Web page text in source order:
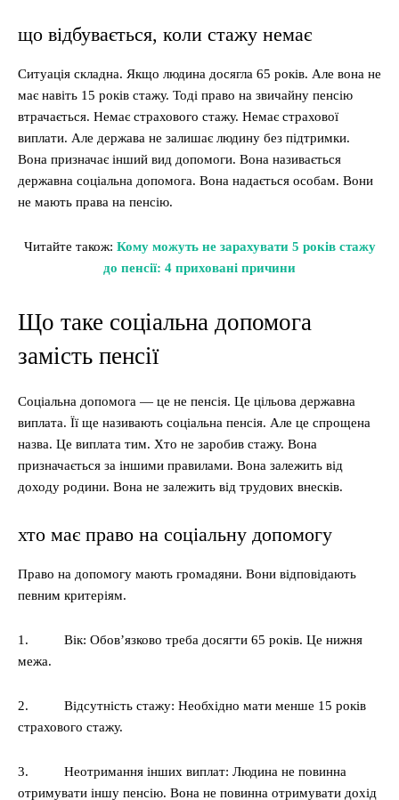
що відбувається, коли стажу немає
Ситуація складна. Якщо людина досягла 65 років. Але вона не
має навіть 15 років стажу. Тоді право на звичайну пенсію
втрачається. Немає страхового стажу. Немає страхової
виплати. Але держава не залишає людину без підтримки.
Вона призначає інший вид допомоги. Вона називається
державна соціальна допомога. Вона надається особам. Вони
не мають права на пенсію.
Читайте також: Кому можуть не зарахувати 5 років стажу
до пенсії: 4 приховані причини
Що таке соціальна допомога
замість пенсії
Соціальна допомога — це не пенсія. Це цільова державна
виплата. Її ще називають соціальна пенсія. Але це спрощена
назва. Це виплата тим. Хто не заробив стажу. Вона
призначається за іншими правилами. Вона залежить від
доходу родини. Вона не залежить від трудових внесків.
хто має право на соціальну допомогу
Право на допомогу мають громадяни. Вони відповідають
певним критеріям.
1. Вік: Обов’язково треба досягти 65 років. Це нижня
межа.
2. Відсутність стажу: Необхідно мати менше 15 років
страхового стажу.
3. Неотримання інших виплат: Людина не повинна
отримувати іншу пенсію. Вона не повинна отримувати дохід